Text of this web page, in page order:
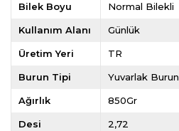
Bilek Boyu Normal Bilekli
Kullanım Alanı Günlük
Üretim Yeri TR
Burun Tipi Yuvarlak Burun
Ağırlık 850Gr
Desi 2,72